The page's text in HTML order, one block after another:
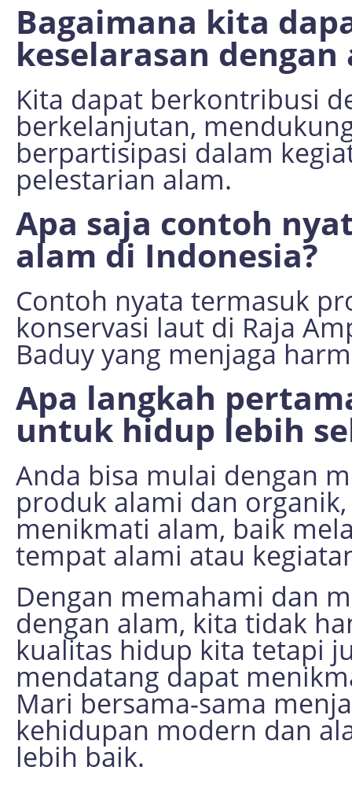
Bagaimana kita
keselarasan dengan
Kita dapat berkontribusi
berkelanjutan,
berpartisipasi dalam
pelestarian alam.
Apa saja contoh
alam di Indonesia?
Contoh nyata termasuk
konservasi laut di Raja
Baduy yang menjaga
Apa langkah
untuk hidup lebih
Anda bisa mulai dengan
produk alami dan
menikmati alam, baik
tempat alami atau
Dengan memahami dan
dengan alam, kita tidak
kualitas hidup kita tetapi
mendatang dapat
Mari bersama-sama
kehidupan modern dan
lebih baik.